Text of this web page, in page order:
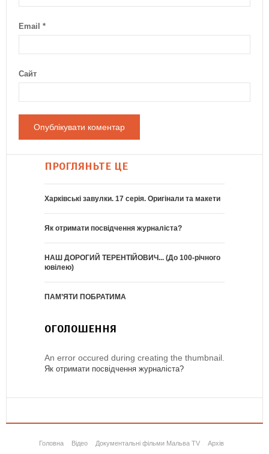
Email *
Сайт
ПРОГЛЯНЬТЕ ЦЕ
Харківські завулки. 17 серія. Оригінали та макети
Як отримати посвідчення журналіста?
НАШ ДОРОГИЙ ТЕРЕНТІЙОВИЧ... (До 100-річного
ювілею)
ПАМ’ЯТИ ПОБРАТИМА
ОГОЛОШЕННЯ
An error occured during creating the thumbnail.
Як отримати посвідчення журналіста?
Головна Відео Документальні фільми Мальва TV Архів